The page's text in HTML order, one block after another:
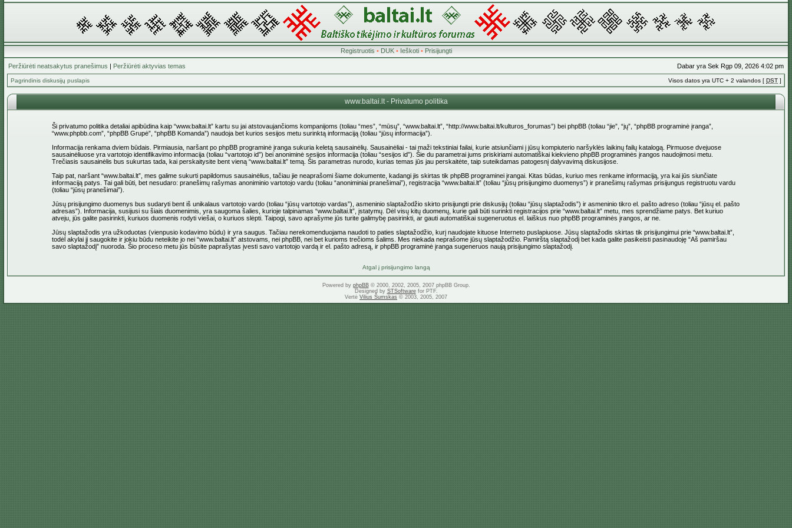
Registruotis • DUK• Ieškoti• Prisijungti
Peržiūrėti neatsakytus pranešimus | Peržiūrėti aktyvias temas Dabar yra Sek Rgp 09, 2026 4:02 pm
Pagrindinis diskusijų puslapis Visos datos yra UTC + 2 valandos [ DST ]
www.baltai.lt - Privatumo politika
Ši privatumo politika detaliai apibūdina kaip “www.baltai.lt” kartu su jai atstovaujančioms kompanijoms (toliau “mes”, “mūsų”, “www.baltai.lt”, “http://www.baltai.lt/kulturos_forumas”) bei phpBB (toliau “jie”, “jų”, “phpBB programinė įranga”,
“www.phpbb.com”, “phpBB Grupė”, “phpBB Komanda”) naudoja bet kurios sesijos metu surinktą informaciją (toliau “jūsų informacija”).
Informacija renkama dviem būdais. Pirmiausia, naršant po phpBB programinė įranga sukuria keletą sausainėlių. Sausainėliai - tai maži tekstiniai failai, kurie atsiunčiami į jūsų kompiuterio naršyklės laikinų failų katalogą. Pirmuose dvejuose
sausainėliuose yra vartotojo identifikavimo informacija (toliau “vartotojo id”) bei anoniminė sesijos informacija (toliau “sesijos id”). Šie du parametrai jums priskiriami automatiškai kiekvieno phpBB programinės įrangos naudojimosi metu.
Trečiasis sausainėlis bus sukurtas tada, kai perskaitysite bent vieną “www.baltai.lt” temą. Šis parametras nurodo, kurias temas jūs jau perskaitėte, taip suteikdamas patogesnį dalyvavimą diskusijose.
Taip pat, naršant “www.baltai.lt”, mes galime sukurti papildomus sausainėlius, tačiau jie neaprašomi šiame dokumente, kadangi jis skirtas tik phpBB programinei įrangai. Kitas būdas, kuriuo mes renkame informaciją, yra kai jūs siunčiate
informaciją patys. Tai gali būti, bet nesudaro: pranešimų rašymas anoniminio vartotojo vardu (toliau “anoniminiai pranešimai”), registracija “www.baltai.lt” (toliau “jūsų prisijungimo duomenys”) ir pranešimų rašymas prisijungus registruotu vardu
(toliau “jūsų pranešimai”).
Jūsų prisijungimo duomenys bus sudaryti bent iš unikalaus vartotojo vardo (toliau “jūsų vartotojo vardas”), asmeninio slaptažodžio skirto prisijungti prie diskusijų (toliau “jūsų slaptažodis”) ir asmeninio tikro el. pašto adreso (toliau “jūsų el. pašto
adresas”). Informacija, susijusi su šiais duomenimis, yra saugoma šalies, kurioje talpinamas “www.baltai.lt”, įstatymų. Dėl visų kitų duomenų, kurie gali būti surinkti registracijos prie “www.baltai.lt” metu, mes sprendžiame patys. Bet kuriuo
atveju, jūs galite pasirinkti, kuriuos duomenis rodyti viešai, o kuriuos slėpti. Taipogi, savo aprašyme jūs turite galimybę pasirinkti, ar gauti automatiškai sugeneruotus el. laiškus nuo phpBB programinės įrangos, ar ne.
Jūsų slaptažodis yra užkoduotas (vienpusio kodavimo būdu) ir yra saugus. Tačiau nerekomenduojama naudoti to paties slaptažodžio, kurį naudojate kituose Interneto puslapiuose. Jūsų slaptažodis skirtas tik prisijungimui prie “www.baltai.lt”,
todėl akylai jį saugokite ir jokiu būdu neteikite jo nei “www.baltai.lt” atstovams, nei phpBB, nei bet kurioms trečioms šalims. Mes niekada neprašome jūsų slaptažodžio. Pamirštą slaptažodį bet kada galite pasikeisti pasinaudoję “Aš pamiršau
savo slaptažodį” nuoroda. Šio proceso metu jūs būsite paprašytas įvesti savo vartotojo vardą ir el. pašto adresą, ir phpBB programinė įranga sugeneruos naują prisijungimo slaptažodį.
Atgal į prisijungimo langą
Powered by phpBB© 2000, 2002, 2005, 2007 phpBB Group.
Designed by STSoftwarefor PTF.
Vertė Vilius Šumskas © 2003, 2005, 2007